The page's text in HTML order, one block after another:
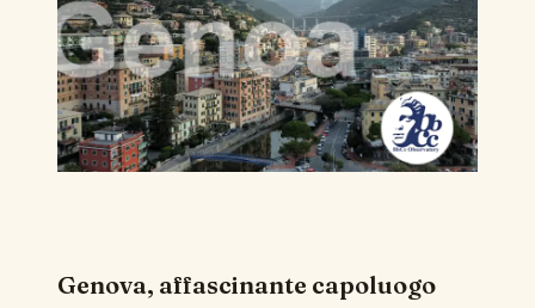
Genova, affascinante capoluogo